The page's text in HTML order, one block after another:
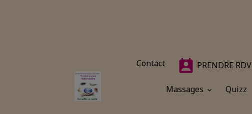
Contact PRENDRE RDV
Massages Quizz